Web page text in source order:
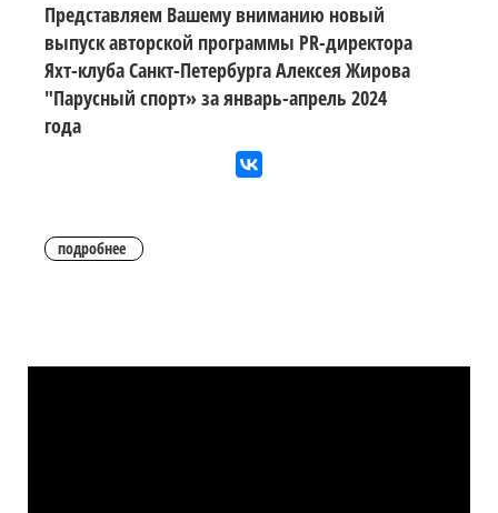
Представляем Вашему вниманию новый
выпуск авторской программы PR-директора
Яхт-клуба Санкт-Петербурга Алексея Жирова
"Парусный спорт» за январь-апрель 2024
года
подробнее